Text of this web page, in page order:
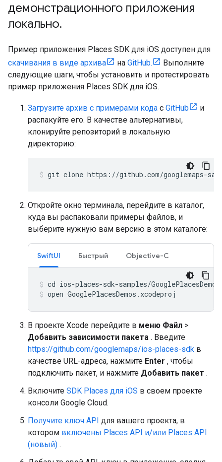
демонстрационного приложения
локально.
Пример приложения Places SDK для iOS доступен для
скачивания в виде архива
на GitHub.
Выполните
следующие шаги, чтобы установить и протестировать
пример приложения Places SDK для iOS.
Загрузите архив с примерами кода с GitHub
и
распакуйте его. В качестве альтернативы,
клонируйте репозиторий в локальную
директорию:
git clone https://github.com/googlemaps-
Откройте окно терминала, перейдите в каталог,
куда вы распаковали примеры файлов, и
выберите нужную вам версию в этом каталоге:
SwiftUI Быстрый Objective-C
open GooglePlacesDemos.xcodeproj
В проекте Xcode перейдите в меню Файл >
Добавить зависимости пакета . Введите
https://github.com/googlemaps/ios-places-sdk в
качестве URL-адреса, нажмите Enter , чтобы
подключить пакет, и нажмите Добавить пакет .
Включите SDK Places для iOS в своем проекте
консоли Google Cloud.
Получите ключ API для вашего проекта, в
котором включены Places API и/или Places API
(новый) .